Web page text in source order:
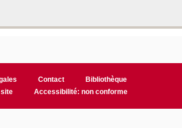
Contact
Bibliothèque
site
Accessibilité: non conforme